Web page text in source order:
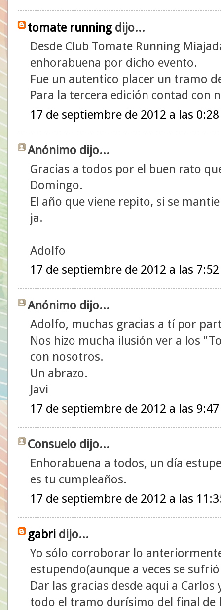
tomate running dijo...
Desde Club Tomate Running
enhorabuena por dicho evento.
Fue un autentico placer un tramo
Para la tercera edición contad con
17 de septiembre de 2012 a las 0:28
Anónimo dijo...
Gracias a todos por el buen rato
Domingo.
El año que viene repito, si se
ja.
Adolfo
17 de septiembre de 2012 a las 7:52
Anónimo dijo...
Adolfo, muchas gracias a tí por
Nos hizo mucha ilusión ver a los
con nosotros.
Un abrazo.
Javi
17 de septiembre de 2012 a las 9:47
Consuelo dijo...
Enhorabuena a todos, un día
es tu cumpleaños.
17 de septiembre de 2012 a las
gabri dijo...
Yo sólo corroborar lo
estupendo(aunque a veces se
Dar las gracias desde aqui a
todo el tramo durísimo del final de